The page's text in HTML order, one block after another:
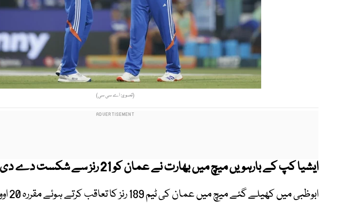
(تصویر: اے سی سی)
ایشیا کپ کے بارہویں میچ میں بھارت نے عمان کو 21 رنز سے شکست دے دی۔